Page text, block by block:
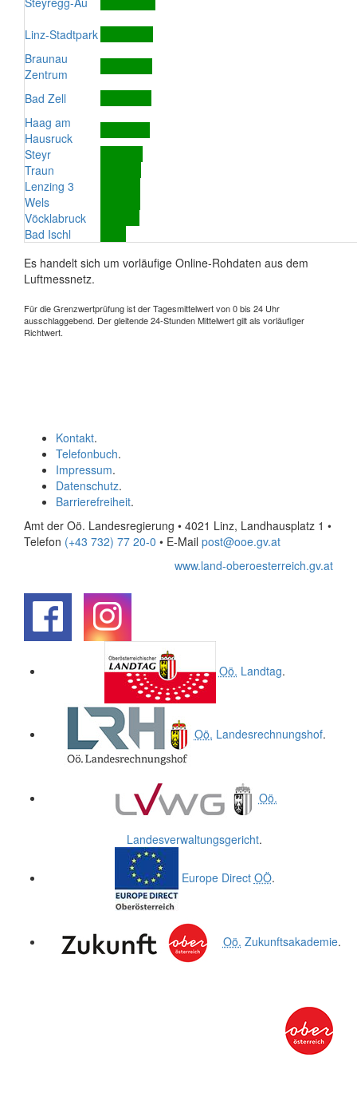
Linz-Stadtpark
Braunau
Zentrum
Bad Zell
Haag am
Hausruck
Steyr
Traun
Lenzing 3
Wels
Vöcklabruck
Bad Ischl
Es handelt sich um vorläufige Online-Rohdaten aus dem
Luftmessnetz.
Für die Grenzwertprüfung ist der Tagesmittelwert von 0 bis 24 Uhr
ausschlaggebend. Der gleitende 24-Stunden Mittelwert gilt als vorläufiger
Richtwert.
Kontakt.
Telefonbuch.
Impressum.
Datenschutz.
Barrierefreiheit.
Amt der Oö. Landesregierung • 4021 Linz, Landhausplatz 1 •
Telefon (+43 732) 77 20-0 • E-Mail post@ooe.gv.at
www.land-oberoesterreich.gv.at
Oö. Landtag.
Oö. Landesrechnungshof.
Oö.
Landesverwaltungsgericht.
Europe Direct OÖ.
Oö. Zukunftsakademie.